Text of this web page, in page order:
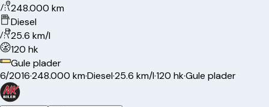
248.000 km
Diesel
25.6 km/l
120 hk
Gule plader
6/2016·248.000 km·Diesel·25.6 km/l·120 hk·Gule plader